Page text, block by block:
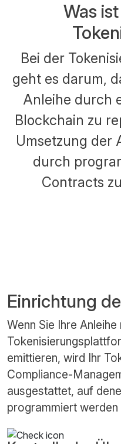
Was
Bei der
geht es darum,
Anleihe durch
Blockchain zu
Umsetzung der
durch
Contracts
Einrichtung
Wenn Sie Ihre
emittieren, wird Ihr
Compliance-
ausgestattet, auf
programmiert werden